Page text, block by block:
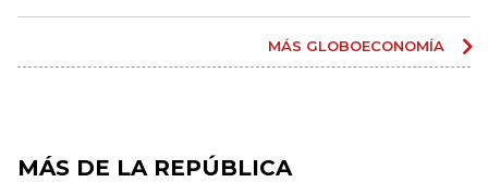
MÁS GLOBOECONOMÍA
MÁS DE LA REPÚBLICA